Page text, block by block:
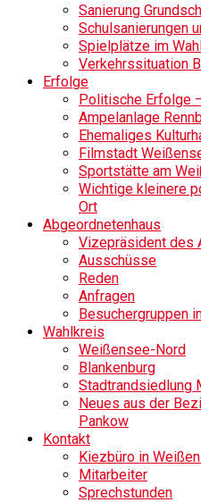
Sanierung
Schulsanierungen
Spielplätze im
Verkehrssituation
Erfolge
Politische Erfolge
Ampelanlage
Ehemaliges
Filmstadt
Sportstätte am
Wichtige kleinere
Ort
Abgeordnetenhaus
Vizepräsident des
Ausschüsse
Reden
Anfragen
Besuchergruppen
Wahlkreis
Weißensee-Nord
Blankenburg
Stadtrandsiedlung
Neues aus der
Pankow
Kontakt
Kiezbüro in
Mitarbeiter
Sprechstunden